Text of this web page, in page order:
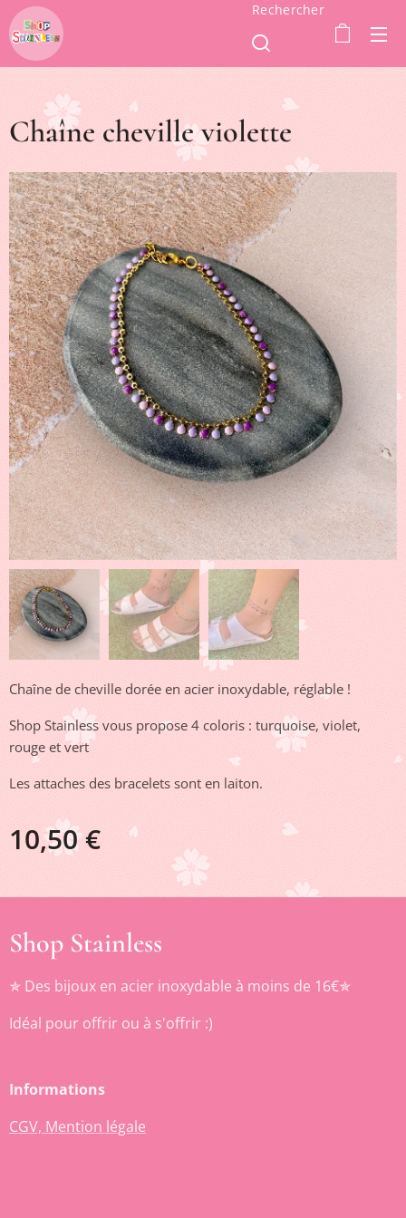
Rechercher
Chaîne cheville violette
Chaîne de cheville dorée en acier inoxydable, réglable !
Shop Stainless vous propose 4 coloris : turquoise, violet,
rouge et vert
Les attaches des bracelets sont en laiton.
10,50€
Shop Stainless
✯ Des bijoux en acier inoxydable à moins de 16€✯
Idéal pour offrir ou à s'offrir :)
Informations
CGV, Mention légale